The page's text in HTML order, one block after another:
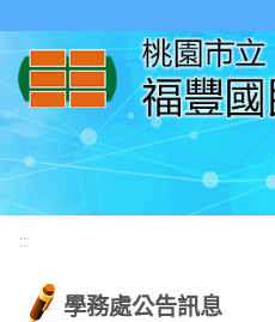
:::
學務處公告訊息